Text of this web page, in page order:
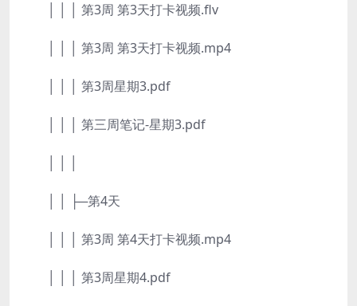
│ │ │ 第3周 第3天打卡视频.flv
│ │ │ 第3周 第3天打卡视频.mp4
│ │ │ 第3周星期3.pdf
│ │ │ 第三周笔记-星期3.pdf
│ │ ├─第4天
│ │ │ 第3周 第4天打卡视频.mp4
│ │ │ 第3周星期4.pdf